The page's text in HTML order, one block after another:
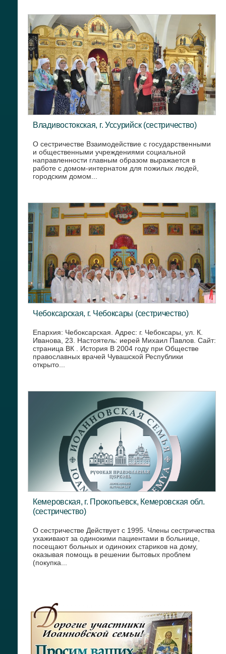
Владивостокская, г. Уссурийск (сестричество)
О сестричестве Взаимодействие с государственными
и общественными учреждениями социальной
направленности главным образом выражается в
работе с домом-интернатом для пожилых людей,
городским домом...
Чебоксарская, г. Чебоксары (сестричество)
Епархия: Чебоксарская. Адрес: г. Чебоксары, ул. К.
Иванова, 23. Настоятель: иерей Михаил Павлов. Сайт:
страница ВК . История В 2004 году при Обществе
православных врачей Чувашской Республики
открыто...
Кемеровская, г. Прокопьевск, Кемеровская обл.
(сестричество)
О сестричестве Действует с 1995. Члены сестричества
ухаживают за одинокими пациентами в больнице,
посещают больных и одиноких стариков на дому,
оказывая помощь в решении бытовых проблем
(покупка...